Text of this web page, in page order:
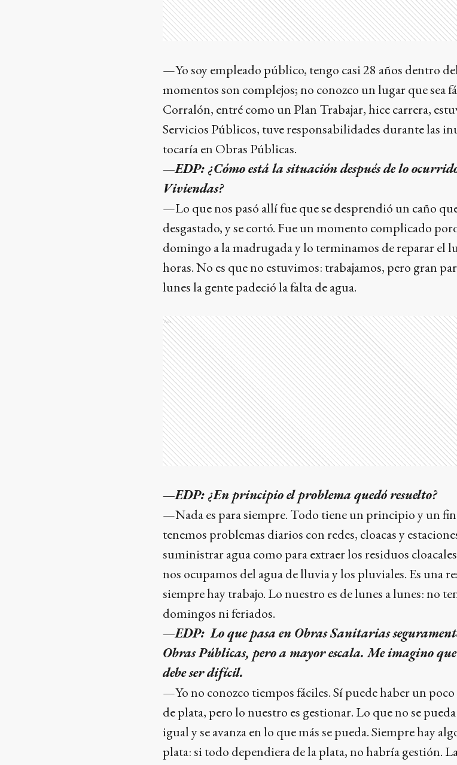
—Yo soy empleado público, tengo casi 28 años dentro
momentos son complejos; no conozco un lugar que sea
Corralón, entré como un Plan Trabajar, hice carrera,
Servicios Públicos, tuve responsabilidades durante las
tocaría en Obras Públicas.
—EDP: ¿Cómo está la situación después de lo
Viviendas?
—Lo que nos pasó allí fue que se desprendió un caño
desgastado, y se cortó. Fue un momento complicado
domingo a la madrugada y lo terminamos de reparar el
horas. No es que no estuvimos: trabajamos, pero gran
lunes la gente padeció la falta de agua.
Ads
—EDP: ¿En principio el problema quedó resuelto?
—Nada es para siempre. Todo tiene un principio y un
tenemos problemas diarios con redes, cloacas y
suministrar agua como para extraer los residuos
nos ocupamos del agua de lluvia y los pluviales. Es una
siempre hay trabajo. Lo nuestro es de lunes a lunes: no
domingos ni feriados.
—EDP: Lo que pasa en Obras Sanitarias
Obras Públicas, pero a mayor escala. Me imagino
debe ser difícil.
—Yo no conozco tiempos fáciles. Sí puede haber un
de plata, pero lo nuestro es gestionar. Lo que no se
igual y se avanza en lo que más se pueda. Siempre hay
plata: si todo dependiera de la plata, no habría gestión.